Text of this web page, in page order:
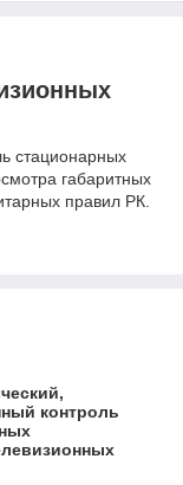
стационарных
габаритных
правил РК.
контроль